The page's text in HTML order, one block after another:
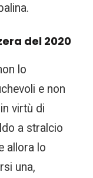
del 2020
lo
e non
virtù di
a stralcio
allora lo
una,